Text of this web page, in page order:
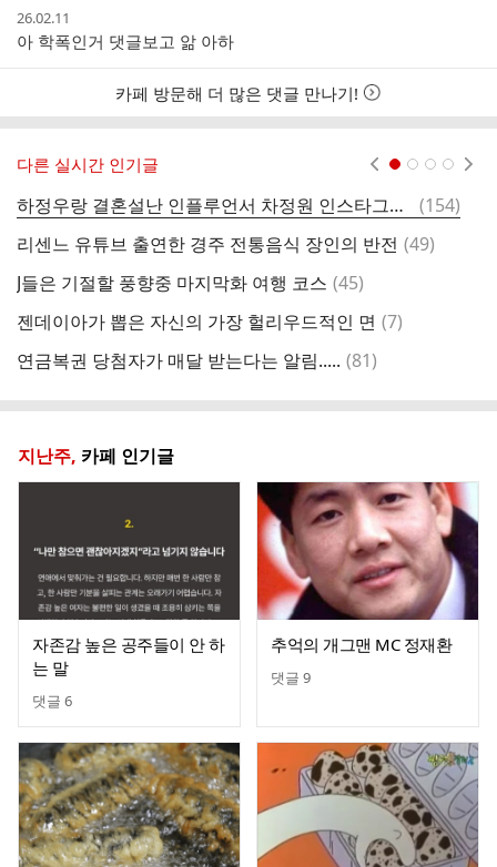
작
성
시
간
26.02.11
아 학폭인거 댓글보고 앎 아하
카페 방문해 더 많은 댓글 만나기!
다른 실시간 인기글
하정우랑 결혼설난 인플루언서 차정원 인스타그램 사진들.jpg
댓
글
(154)
리센느 유튜브 출연한 경주 전통음식 장인의 반전 댓
(49)
J들은 기절할 풍향중 마지막화 여행 코스 댓
(45)
젠데이아가 뽑은 자신의 가장 헐리우드적인 면 댓
(7)
연금복권 당첨자가 매달 받는다는 알림..... 댓
(81)
지난주, 카페 인기글
자존감 높은 공주들이 안 하
는 말
댓글 6
추억의 개그맨 MC 정재환
댓글 9